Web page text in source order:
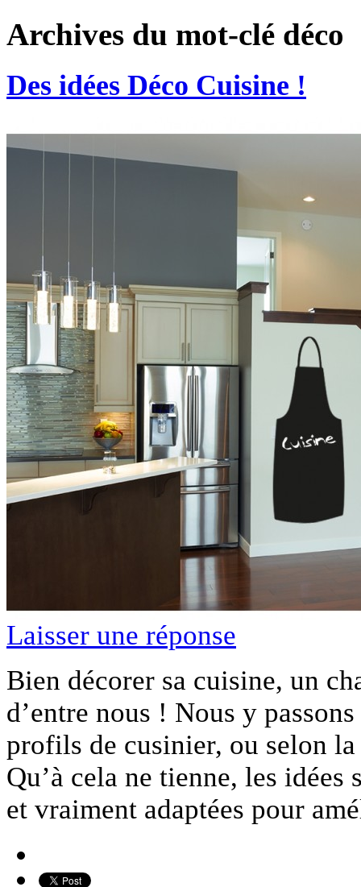
Archives du mot-clé déco
Des idées Déco Cuisine !
Laisser une réponse
Bien décorer sa cuisine, un
d’entre nous ! Nous y
profils de cusinier, ou selon
Qu’à cela ne tienne, les
et vraiment adaptées pour